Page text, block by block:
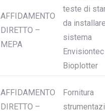
AFFIDAMENTO
DIRETTO –
MEPA
teste di
da
sistema
Envisiontec
Bioplotter
AFFIDAMENTO
DIRETTO –
Fornitura